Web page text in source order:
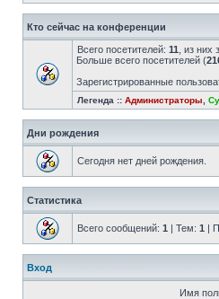
Кто сейчас на конференции
Всего посетителей: 11 , из
Больше всего посетителей (
Зарегистрированные
Легенда :: Администраторы
Дни рождения
Сегодня нет дней рождения.
Статистика
Всего сообщений: 1 | Тем: 1 |
Вход
Имя